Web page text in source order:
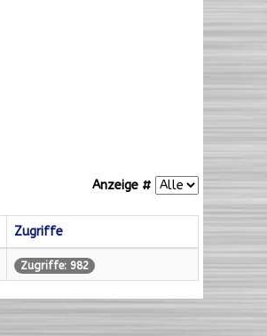
Anzeige #
Zugriffe
Zugriffe: 982